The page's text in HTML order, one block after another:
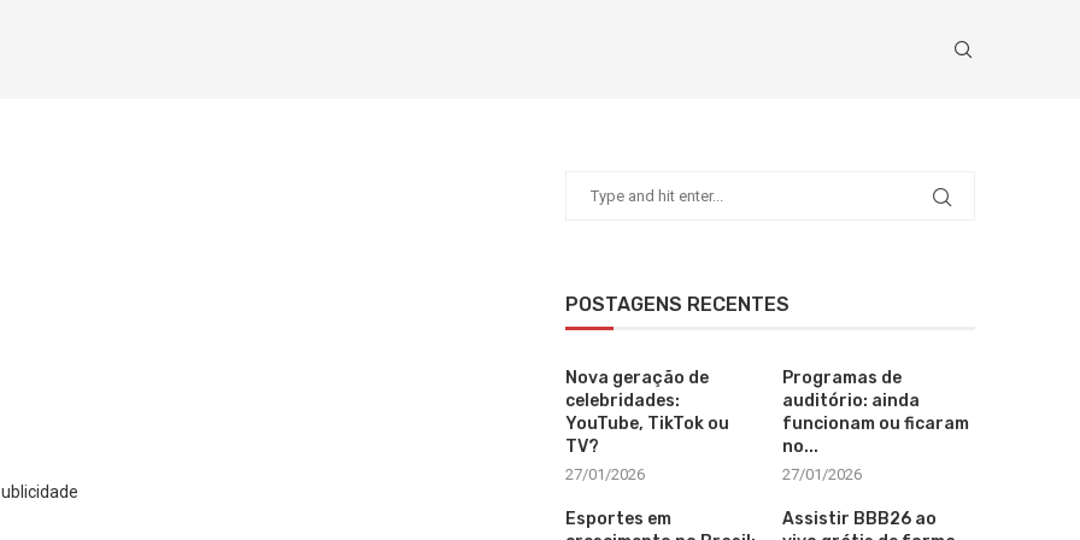
POSTAGENS RECENTES
Nova geração de
celebridades:
YouTube, TikTok ou
TV?
27/01/2026
Programas de
auditório: ainda
funcionam ou ficaram
no...
27/01/2026
Esportes em
Assistir BBB26 ao